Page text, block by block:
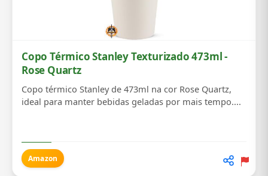
Copo Térmico Stanley Texturizado 473ml -
Rose Quartz
Copo térmico Stanley de 473ml na cor Rose Quartz,
ideal para manter bebidas geladas por mais tempo....
Amazon